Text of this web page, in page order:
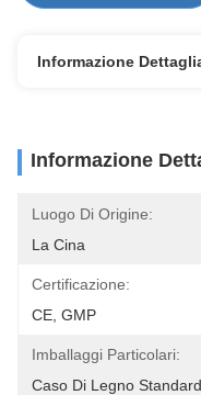
Informazione
Informazione
Luogo Di Origine:
La Cina
Certificazione:
CE, GMP
Imballaggi Particolari:
Caso Di Legno